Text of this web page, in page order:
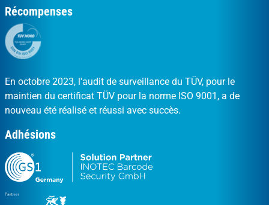
Récompenses
En octobre 2023, l'audit de surveillance du TÜV, pour le
maintien du certificat TÜV pour la norme ISO 9001, a de
nouveau été réalisé et réussi avec succès.
Adhésions